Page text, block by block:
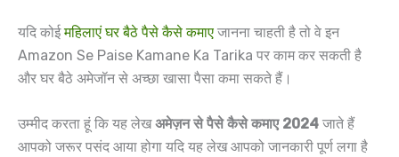
यदि कोईमहिलाएं घर बैठे पैसे कैसे कमाए जानना चाहती है तो वे इन
Amazon Se Paise Kamane Ka Tarika पर काम कर सकती है
और घर बैठे अमेजॉन से अच्छा खासा पैसा कमा सकते हैं।
उम्मीद करता हूं कि यह लेखअमेज़न से पैसे कैसे कमाए 2024 जाते हैं
आपको जरूर पसंद आया होगा यदि यह लेख आपको जानकारी पूर्ण लगा है